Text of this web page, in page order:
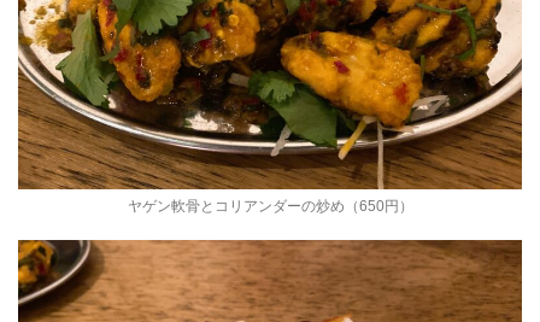
ヤゲン軟骨とコリアンダーの炒め（650円）